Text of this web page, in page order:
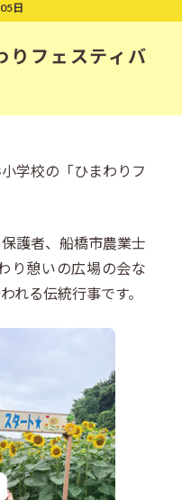
日
りフェスティバ
学校の「ひまわりフ
護者、船橋市農業士
り憩いの広場の会な
れる伝統行事です。